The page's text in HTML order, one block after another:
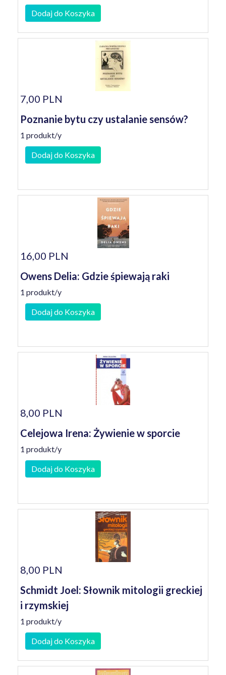
Dodaj do Koszyka
7,00 PLN
Poznanie bytu czy ustalanie sensów?
1 produkt/y
Dodaj do Koszyka
16,00 PLN
Owens Delia: Gdzie śpiewają raki
1 produkt/y
Dodaj do Koszyka
8,00 PLN
Celejowa Irena: Żywienie w sporcie
1 produkt/y
Dodaj do Koszyka
8,00 PLN
Schmidt Joel: Słownik mitologii greckiej
i rzymskiej
1 produkt/y
Dodaj do Koszyka